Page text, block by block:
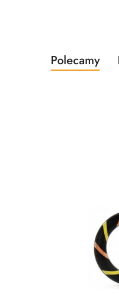
Pomiń karuzelę
Produkty
o
Polecamy